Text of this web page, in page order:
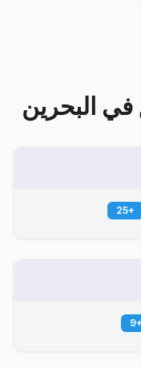
في البحرين
+
25
+
9